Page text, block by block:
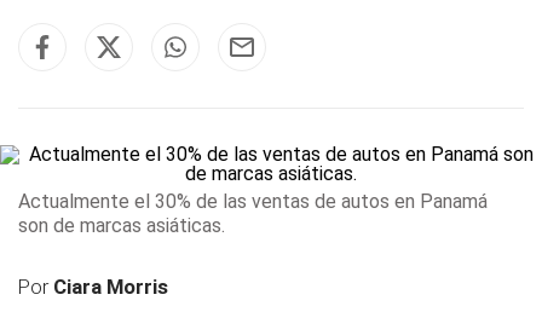
Actualmente el 30% de las ventas de autos en Panamá
son de marcas asiáticas.
Por Ciara Morris